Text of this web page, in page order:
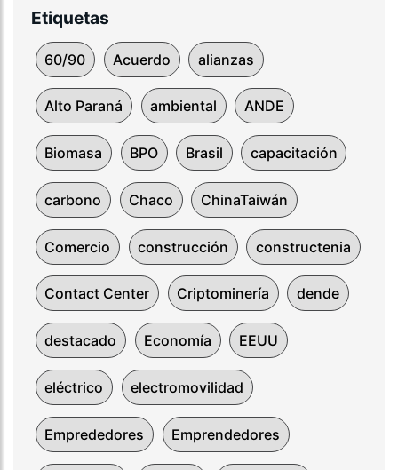
Etiquetas
60/90 Acuerdo alianzas
Alto Paraná ambiental ANDE
Biomasa BPO Brasil capacitación
carbono Chaco ChinaTaiwán
Comercio construcción constructenia
Contact Center Criptominería dende
destacado Economía EEUU
eléctrico electromovilidad
Emprededores Emprendedores